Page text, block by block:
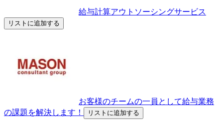
給与計算アウトソーシングサービス
リストに追加する
お客様のチームの一員として給与業務
の課題を解決します！
リストに追加する